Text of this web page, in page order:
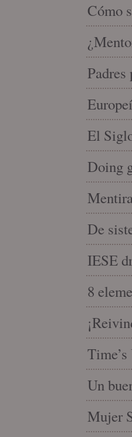
Cómo
Padres
El
Doing
De
IESE
8
Un
Mujer